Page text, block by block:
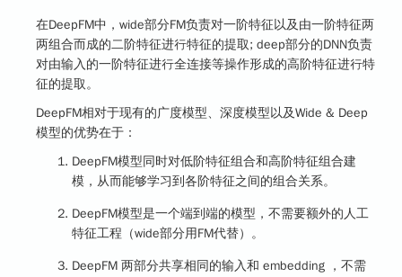
在DeepFM中，wide部分FM负责对一阶特征以及由一阶特征两
两组合⽽成的二阶特征进行特征的提取; deep部分的DNN负责
对由输⼊的⼀阶特征进行全连接等操作形成的⾼阶特征进行特
征的提取。
DeepFM相对于现有的广度模型、深度模型以及Wide & Deep
模型的优势在于：
DeepFM模型同时对低阶特征组合和高阶特征组合建
模，从而能够学习到各阶特征之间的组合关系。
DeepFM模型是一个端到端的模型，不需要额外的人工
特征工程（wide部分用FM代替）。
DeepFM 两部分共享相同的输⼊和 embedding ，不需